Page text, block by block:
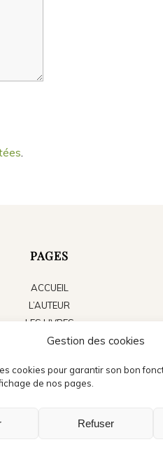
Gestion des cookies
cookies pour garantir son bon
de nos pages.
Refuser
PAGES
ACCUEIL
L’AUTEUR
LES LIVRES
LE BLOG
PRESSE